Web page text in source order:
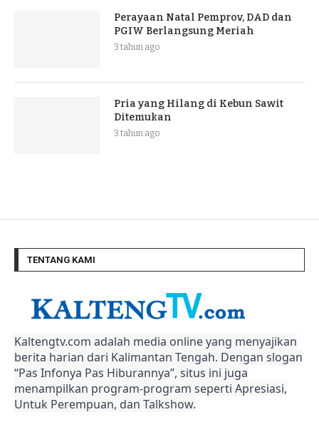
Perayaan Natal Pemprov, DAD dan
PGIW Berlangsung Meriah
3 tahun ago
Pria yang Hilang di Kebun Sawit
Ditemukan
3 tahun ago
TENTANG KAMI
Kaltengtv.com adalah media online yang menyajikan
berita harian dari Kalimantan Tengah. Dengan slogan
“Pas Infonya Pas Hiburannya”, situs ini juga
menampilkan program-program seperti Apresiasi,
Untuk Perempuan, dan Talkshow.